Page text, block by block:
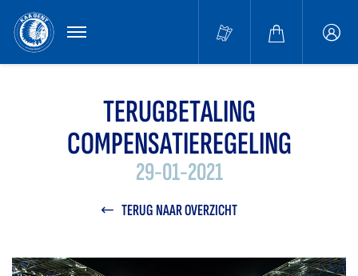
MENU
TERUGBETALING
COMPENSATIEREGELING
29-01-2021
TERUG NAAR OVERZICHT